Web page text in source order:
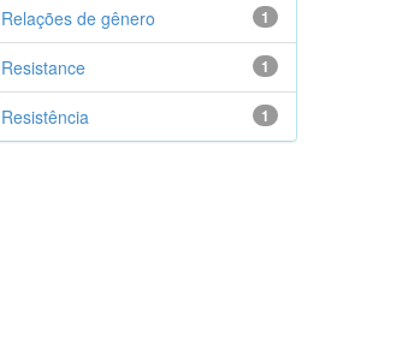
1
Relações de gênero
1
Resistance
1
Resistência